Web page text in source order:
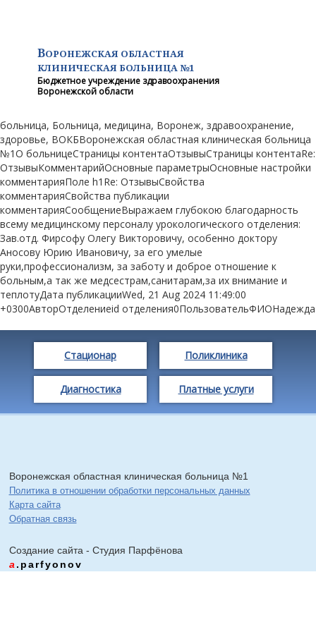
ВОРОНЕЖСКАЯ ОБЛАСТНАЯ
КЛИНИЧЕСКАЯ БОЛЬНИЦА №1
Бюджетное учреждение здравоохранения
Воронежской области
больница, Больница, медицина, Воронеж, здравоохранение,
здоровье, ВОКБВоронежская областная клиническая больница
№1О больницеСтраницы контентаОтзывыСтраницы контентаRe:
ОтзывыКомментарийОсновные параметрыОсновные настройки
комментарияПоле h1Re: ОтзывыСвойства
комментарияСвойства публикации
комментарияСообщениеВыражаем глубокою благодарность
всему медицинскому персоналу урокологического отделения:
Зав.отд. Фирсофу Олегу Викторовичу, особенно доктору
Аносову Юрию Ивановичу, за его умелые
руки,профессионализм, за заботу и доброе отношение к
больным,а так же медсестрам,санитарам,за их внимание и
теплотуДата публикацииWed, 21 Aug 2024 11:49:00
+0300АвторОтделениеid отделения0ПользовательФИОНадежда
Стационар Поликлиника
Диагностика Платные услуги
Воронежская областная клиническая больница №1
Политика в отношении обработки персональных данных
Карта сайта
Обратная связь
Создание сайта - Cтудия Парфёнова
a .parfyonov